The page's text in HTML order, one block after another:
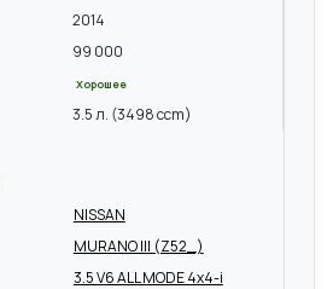
2014
99 000
Хорошее
3.5 л. (3498 ccm)
NISSAN
MURANO III (Z52_)
3.5 V6 ALL MODE 4x4-i